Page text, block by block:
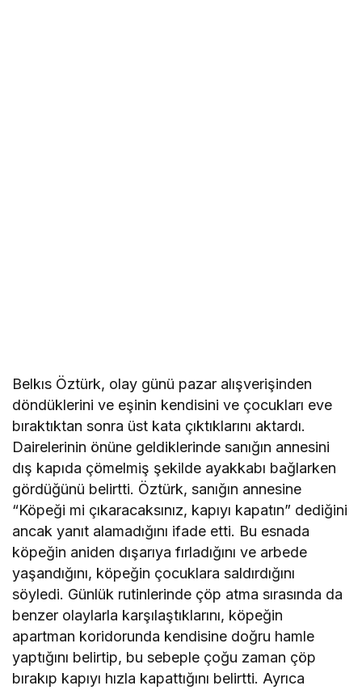
Belkıs Öztürk, olay günü pazar alışverişinden
döndüklerini ve eşinin kendisini ve çocukları eve
bıraktıktan sonra üst kata çıktıklarını aktardı.
Dairelerinin önüne geldiklerinde sanığın annesini
dış kapıda çömelmiş şekilde ayakkabı bağlarken
gördüğünü belirtti. Öztürk, sanığın annesine
“Köpeği mi çıkaracaksınız, kapıyı kapatın” dediğini
ancak yanıt alamadığını ifade etti. Bu esnada
köpeğin aniden dışarıya fırladığını ve arbede
yaşandığını, köpeğin çocuklara saldırdığını
söyledi. Günlük rutinlerinde çöp atma sırasında da
benzer olaylarla karşılaştıklarını, köpeğin
apartman koridorunda kendisine doğru hamle
yaptığını belirtip, bu sebeple çoğu zaman çöp
bırakıp kapıyı hızla kapattığını belirtti. Ayrıca